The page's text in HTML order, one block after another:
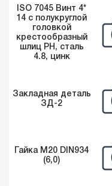
ISO 7045 Винт 4*
14 c полукруглой
головкой
крестообразный
шлиц PH, сталь
4.8, цинк
Закладная деталь
ЗД-2
Гайка М20 DIN934
(6,0)